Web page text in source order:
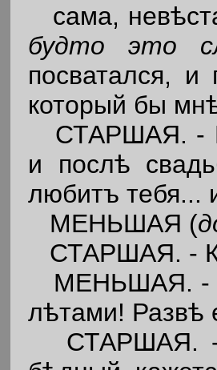
сама,
будто это
посватался, и
который бы
СТАРШАЯ. -
и послѣ
любитъ тебя...
МЕНЬШАЯ (
СТАРШАЯ. -
МЕНЬШАЯ. -
лѣтами! Развѣ
СТАРШАЯ. -